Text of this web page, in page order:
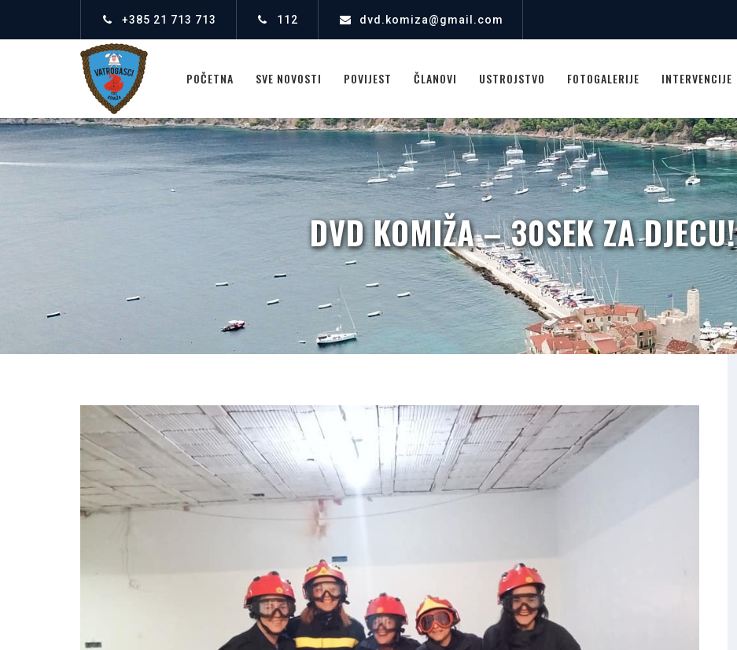
+385 21 713 713 112 dvd.komiza@gmail.com
POČETNA SVE NOVOSTI POVIJEST ČLANOVI USTROJSTVO FOTOGALERIJE INTERVENCIJE
DVD KOMIŽA – 30SEK ZA DJECU!